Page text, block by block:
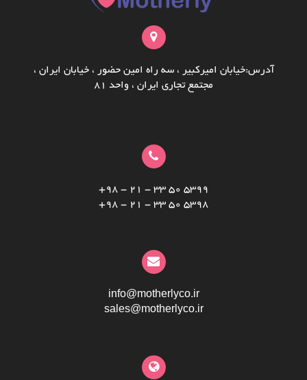
آدرس:خیابان امیرکبیر ، سه راه امین حضور ، خیابان ایران ،
مجتمع تجاری ایران ، واحد ۸۱
5399 50 33 - 21 - 98+
5398 50 33 - 21 - 98+
info@motherlyco.ir
sales@motherlyco.ir